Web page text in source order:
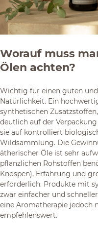
Worauf muss
Ölen achten?
Wichtig für einen guten
Natürlichkeit. Ein
synthetischen
deutlich auf der
sie auf kontrolliert
Wildsammlung. Die
ätherischer Öle ist sehr
pflanzlichen Rohstoffen
Knospen), Erfahrung und
erforderlich. Produkte mit
zwar einfacher und
eine Aromatherapie jedoch
empfehlenswert.